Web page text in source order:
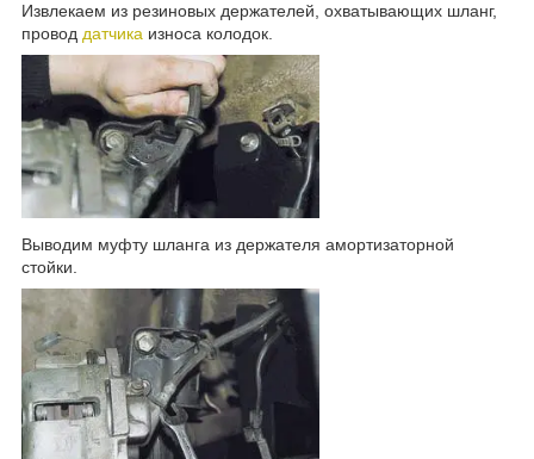
Извлекаем из резиновых держателей, охватывающих шланг,
провод датчика износа колодок.
Выводим муфту шланга из держателя амортизаторной
стойки.